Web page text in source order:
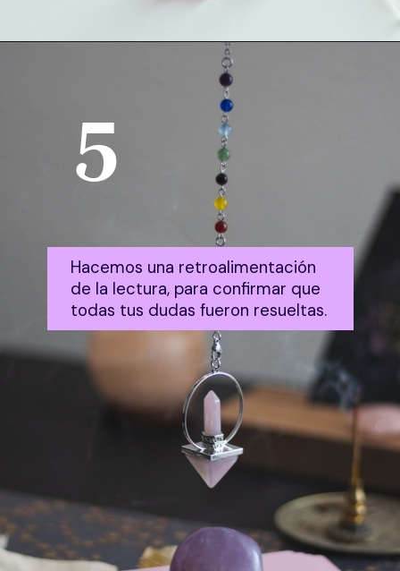
5
Hacemos una retroalimentación
de la lectura, para confirmar que
todas tus dudas fueron resueltas.